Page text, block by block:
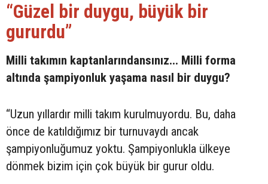
“Güzel bir duygu, büyük bir
gururdu”
Milli takımın kaptanlarındansınız... Milli forma
altında şampiyonluk yaşama nasıl bir duygu?
“Uzun yıllardır milli takım kurulmuyordu. Bu, daha
önce de katıldığımız bir turnuvaydı ancak
şampiyonluğumuz yoktu. Şampiyonlukla ülkeye
dönmek bizim için çok büyük bir gurur oldu.